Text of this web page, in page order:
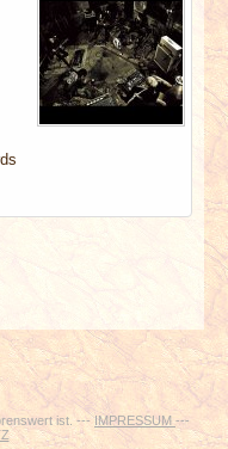
ist. ---IMPRESSUM ---